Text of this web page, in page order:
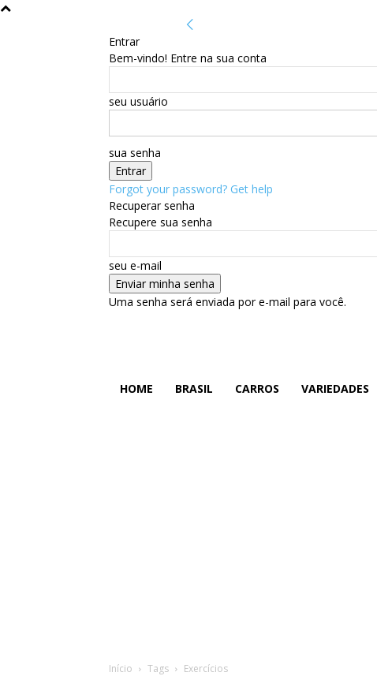
Entrar
Bem-vindo! Entre na sua conta
seu usuário
sua senha
Forgot your password? Get help
Recuperar senha
Recupere sua senha
seu e-mail
Uma senha será enviada por e-mail para você.
HOME
BRASIL CARROS VARIEDADES
Início Tags Exercícios